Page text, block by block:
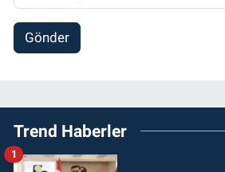
Gönder
Trend Haberler
1